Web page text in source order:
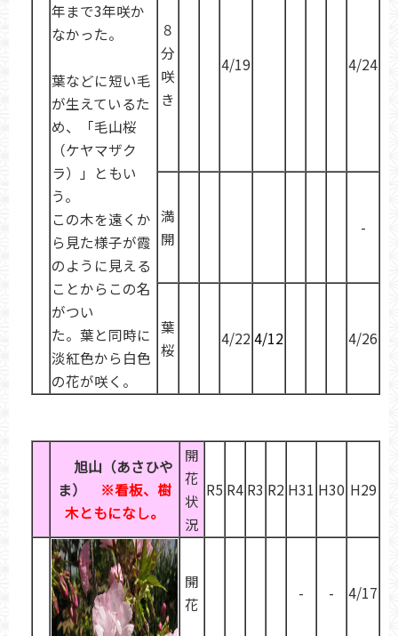
年まで3年咲か
なかった。
葉などに短い毛
が生えているた
め、「毛山桜
（ケヤマザク
ラ）」ともい
う。
この木を遠くか
ら見た様子が霞
のように見える
ことからこの名
がつい
た。葉と同時に
淡紅色から白色
の花が咲く。
８
分
咲
き
4/19 4/24
満
開
-
葉
桜
4/22 4/12 4/26
旭山（あさひや
ま） ※看板、樹
木ともになし。
開
花
状
況
R5 R4 R3 R2 H31 H30 H29
開
花
- - 4/17